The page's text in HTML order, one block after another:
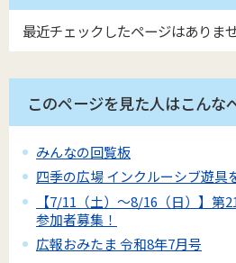
最近チェックしたページはありませ
このページを見た人はこんな
みんなの回覧板
四季の広場 インクルーシブ遊具
【7/11（土）～8/16（日）】
参加者募集！
広報おみたま 令和8年7月号